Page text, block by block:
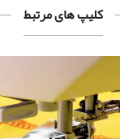
کلیپ های مرتبط